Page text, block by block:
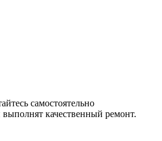
самостоятельно
качественный ремонт.